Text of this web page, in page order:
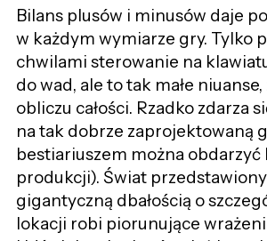
Bilans plusów i minusów daje
w każdym wymiarze gry. Tylko
chwilami sterowanie na
do wad, ale to tak małe
obliczu całości. Rzadko zdarza
na tak dobrze zaprojektowaną
bestiariuszem można
produkcji). Świat przedstawiony
gigantyczną dbałością o
lokacji robi piorunujące